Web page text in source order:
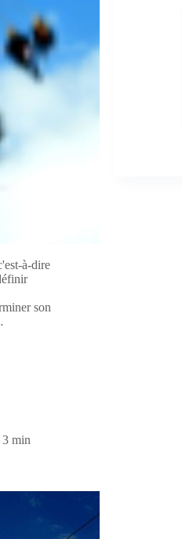
à-dire
son
3 min